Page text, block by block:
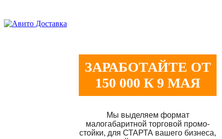
ЗАРАБОТАЙТЕ ОТ
150 000 К 9 МАЯ
Мы выделяем формат
малогабаритной торговой промо-
стойки, для СТАРТА вашего бизнеса,